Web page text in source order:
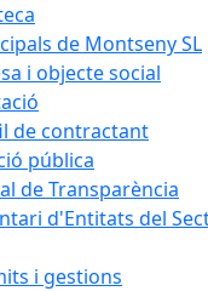
de Montseny SL
i objecte social
de contractant
pública
de Transparència
d'Entitats del
i gestions